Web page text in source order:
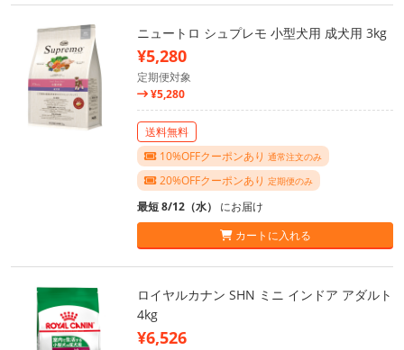
ニュートロ シュプレモ 小型犬用 成犬用 3kg
¥5,280
定期便対象
¥5,280
送料無料
10%OFFクーポンあり 通常注文のみ
20%OFFクーポンあり 定期便のみ
最短 8/12（水） にお届け
カートに入れる
ロイヤルカナン SHN ミニ インドア アダルト
4kg
¥6,526